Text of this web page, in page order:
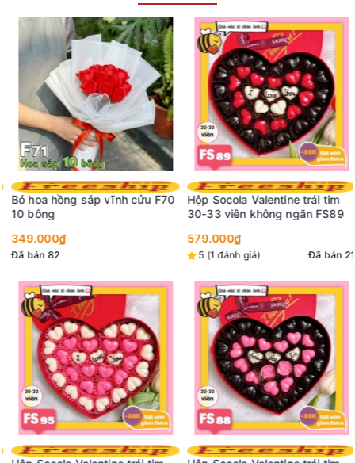
Bó hoa hồng sáp vĩnh cửu F70
10 bông
349.000₫
Đã bán 82
Hộp Socola Valentine trái tim
30-33 viên không ngăn FS89
579.000₫
5 (1 đánh giá) Đã bán 21